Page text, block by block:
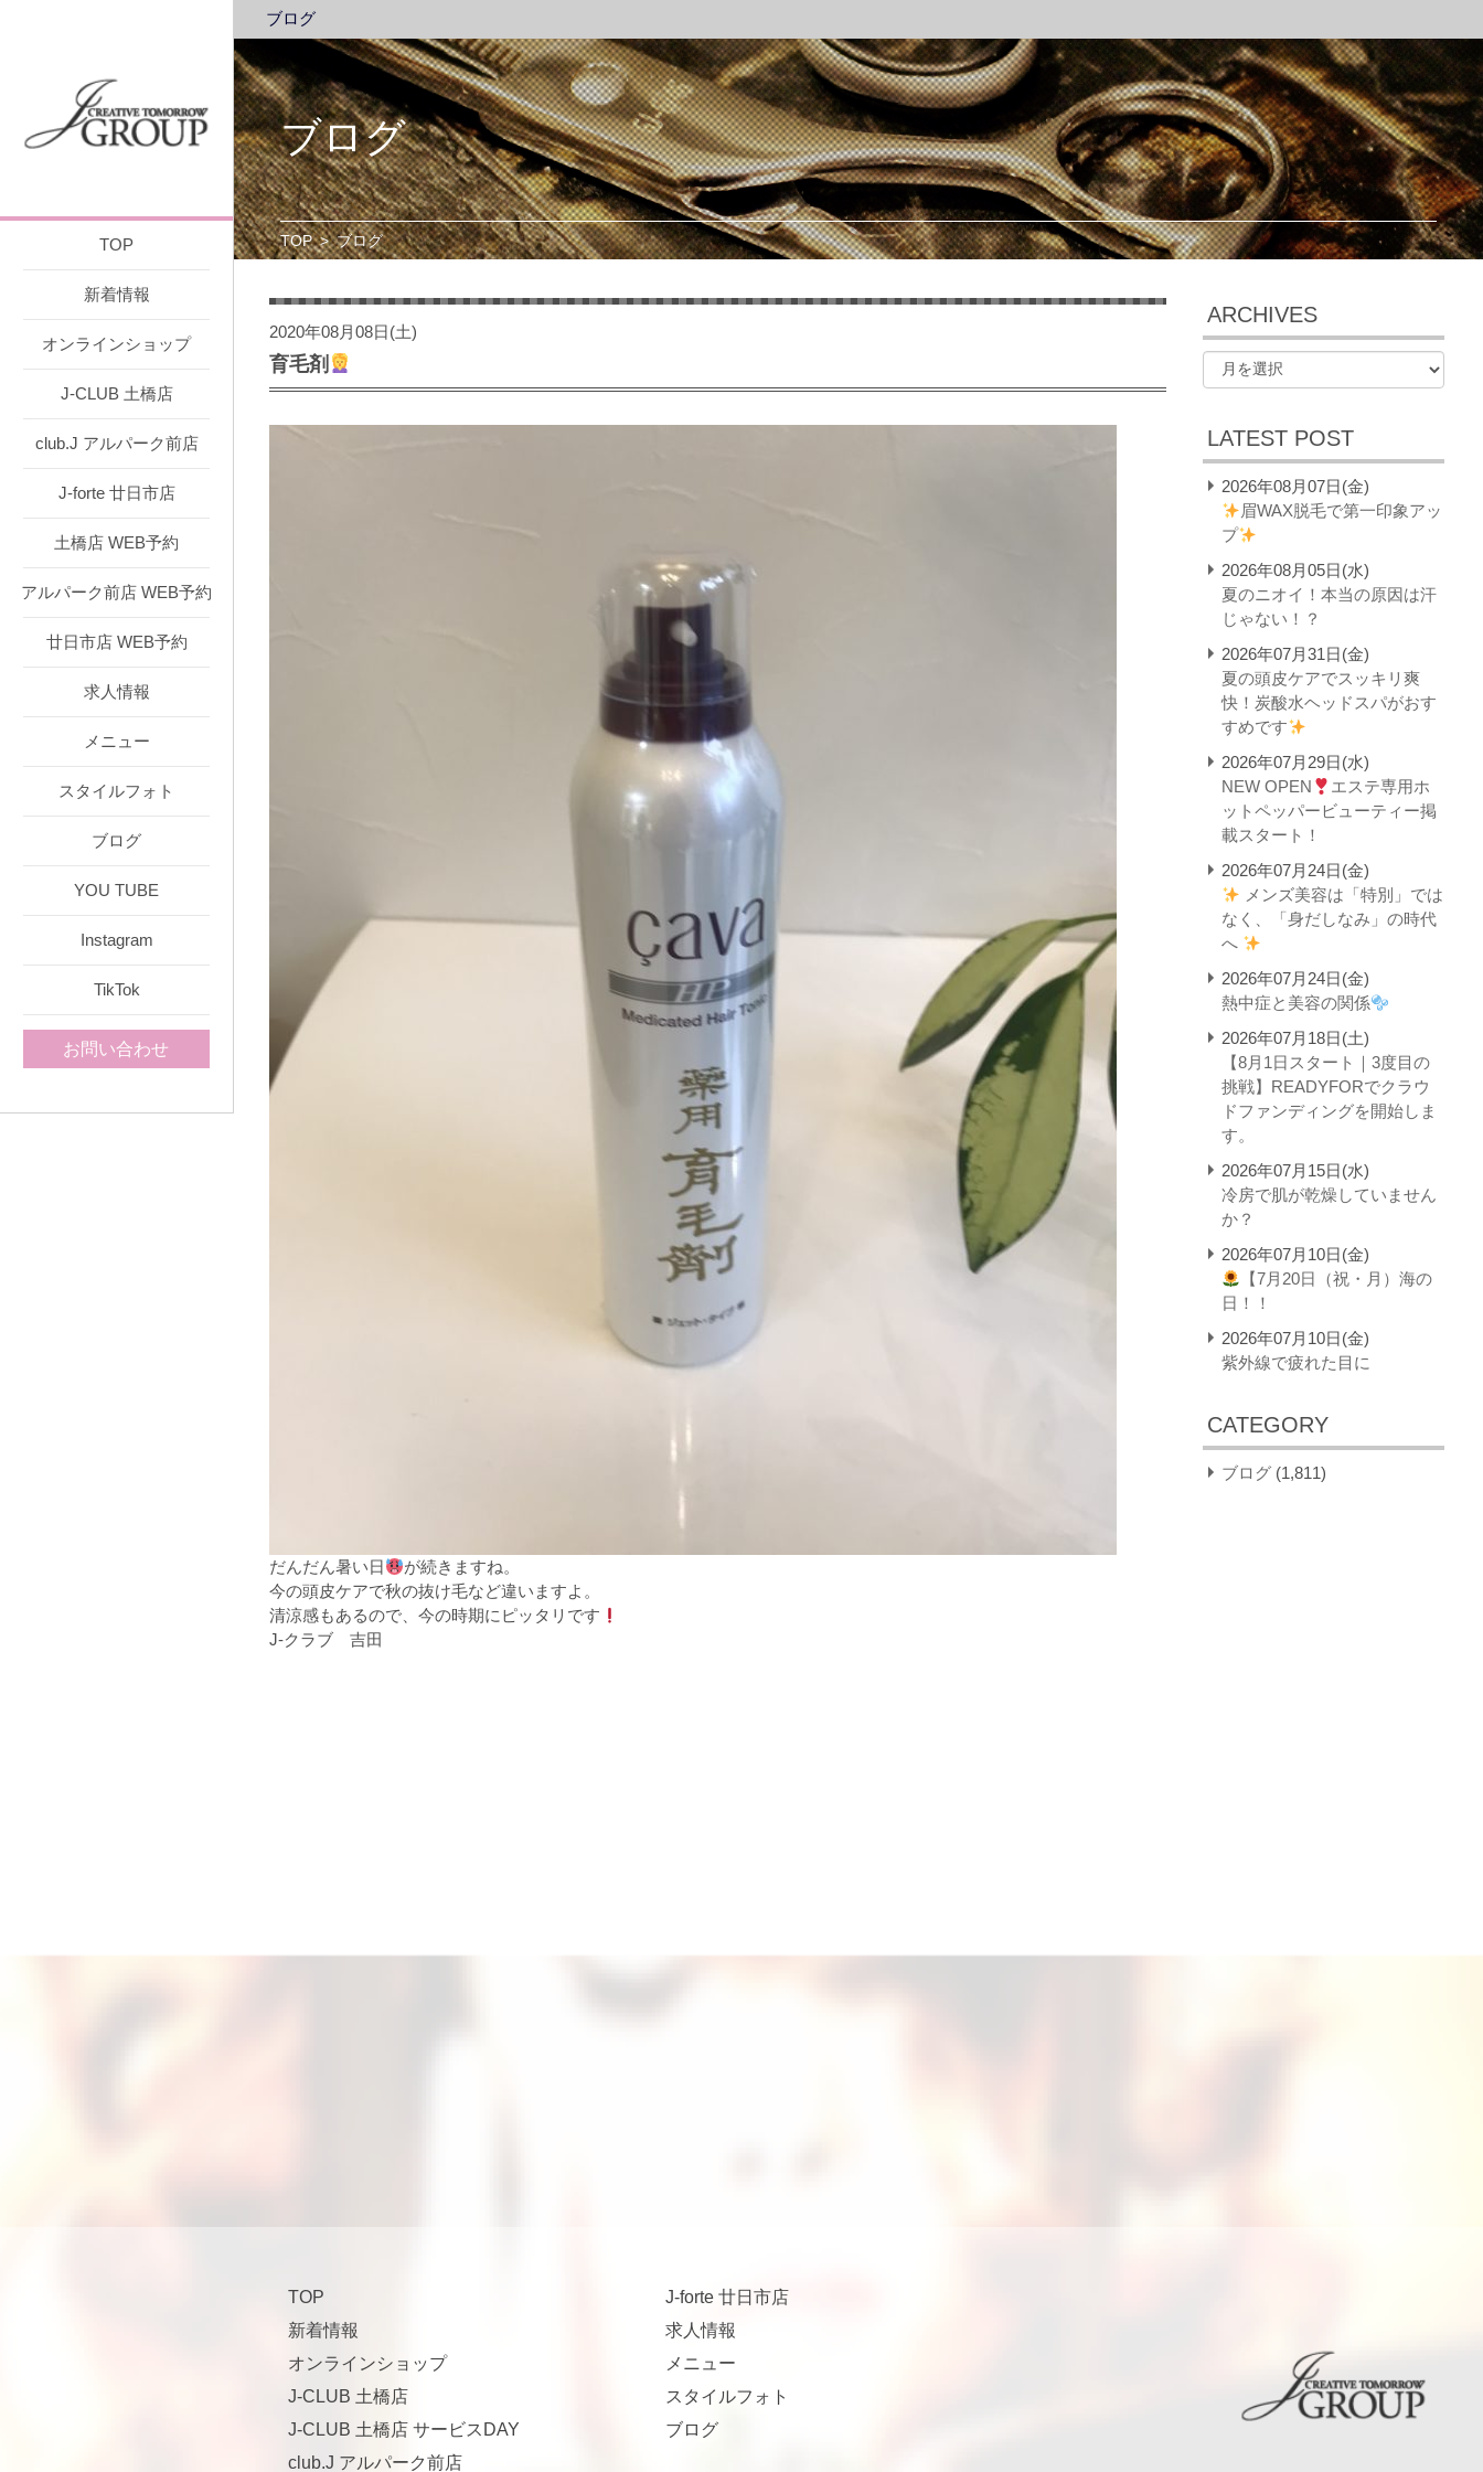
TOP
新着情報
オンラインショップ
J-CLUB 土橋店
club.J アルパーク前店
J-forte 廿日市店
土橋店 WEB予約
アルパーク前店 WEB予約
廿日市店 WEB予約
求人情報
メニュー
スタイルフォト
ブログ
YOU TUBE
Instagram
TikTok
お問い合わせ
ブログ
ブログ
TOP>ブログ
2020年08月08日(土)
育毛剤
だんだん暑い日
が続きますね。
今の頭皮ケアで秋の抜け毛など違いますよ。
清涼感もあるので、今の時期にピッタリです
J-クラブ 吉田
ARCHIVES
LATEST POST
2026年08月07日(金)
眉WAX脱毛で第一印象アッ
プ
2026年08月05日(水)
夏のニオイ！本当の原因は汗
じゃない！？
2026年07月31日(金)
夏の頭皮ケアでスッキリ爽
快！炭酸水ヘッドスパがおす
すめです
2026年07月29日(水)
NEW OPEN
エステ専用ホ
ットペッパービューティー掲
載スタート！
2026年07月24日(金)
メンズ美容は「特別」では
なく、「身だしなみ」の時代
へ
2026年07月24日(金)
熱中症と美容の関係
2026年07月18日(土)
【8月1日スタート｜3度目の
挑戦】READYFORでクラウ
ドファンディングを開始しま
す。
2026年07月15日(水)
冷房で肌が乾燥していません
か？
2026年07月10日(金)
【7月20日（祝・月）海の
日！！
2026年07月10日(金)
紫外線で疲れた目に
CATEGORY
ブログ(1,811)
TOP
新着情報
オンラインショップ
J-CLUB 土橋店
J-CLUB 土橋店 サービスDAY
club.J アルパーク前店
J-forte 廿日市店
求人情報
メニュー
スタイルフォト
ブログ